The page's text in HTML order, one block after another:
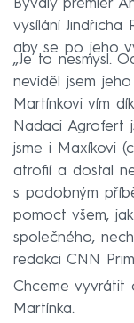
Bývalý premiér
vysílání Jindřicha
aby se po jeho
„Je to nesmysl.
neviděl jsem
Martínkovi vím
Nadaci Agrofert
jsme i Maxíkovi
atrofií a dostal
s podobným
pomoct všem,
společného,
redakci CNN
Chceme vyvrátit
Martínka.